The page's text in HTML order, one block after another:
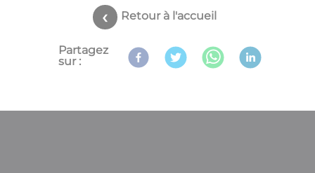
Retour à l'accueil
Partagez
sur :